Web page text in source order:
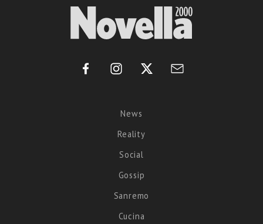
News
Reality
Social
Gossip
Sanremo
Cucina